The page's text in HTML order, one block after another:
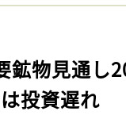
鉱物見通
投資遅れ